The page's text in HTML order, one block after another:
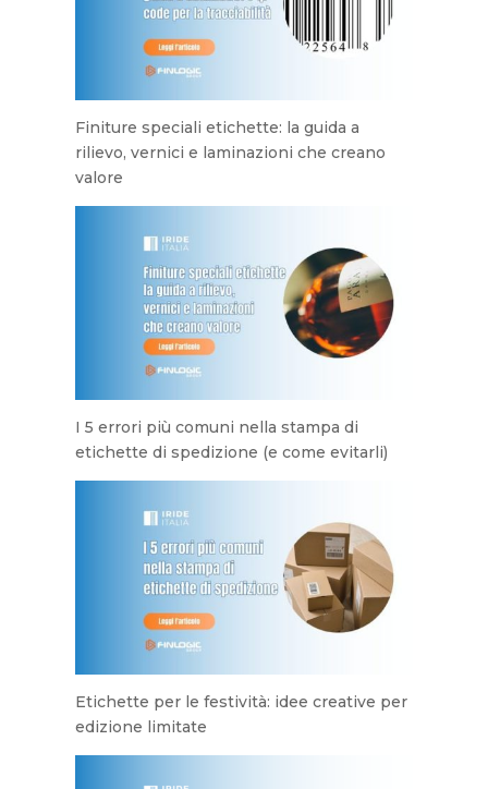
Finiture speciali etichette: la guida a
rilievo, vernici e laminazioni che creano
valore
I 5 errori più comuni nella stampa di
etichette di spedizione (e come evitarli)
Etichette per le festività: idee creative per
edizione limitate